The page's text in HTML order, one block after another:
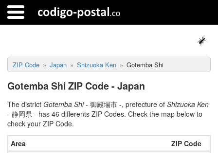
ZIP Code Japan Shizuoka Ken Gotemba Shi
Gotemba Shi ZIP Code - Japan
The district Gotemba Shi- 御殿場市 -, prefecture of Shizuoka Ken
- 静岡県 - has 46 differents ZIP Codes. Check the map below to
check your ZIP Code.
Area
ZIP Code